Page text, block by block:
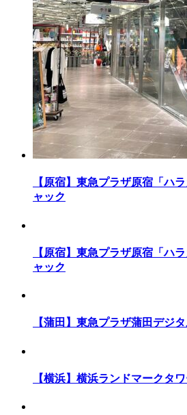
【原宿】東急プラザ原宿「ハ
ャック
【原宿】東急プラザ原宿「ハ
ャック
【蒲田】東急プラザ蒲田デジ
【横浜】横浜ランドマークタ